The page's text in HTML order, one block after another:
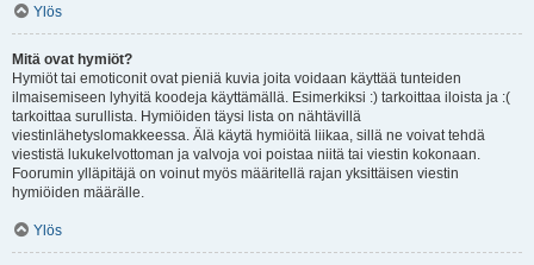
Ylös
Mitä ovat hymiöt?
Hymiöt tai emoticonit ovat pieniä kuvia joita voidaan käyttää tunteiden
ilmaisemiseen lyhyitä koodeja käyttämällä. Esimerkiksi :) tarkoittaa iloista ja :(
tarkoittaa surullista. Hymiöiden täysi lista on nähtävillä
viestinlähetyslomakkeessa. Älä käytä hymiöitä liikaa, sillä ne voivat tehdä
viestistä lukukelvottoman ja valvoja voi poistaa niitä tai viestin kokonaan.
Foorumin ylläpitäjä on voinut myös määritellä rajan yksittäisen viestin
hymiöiden määrälle.
Ylös